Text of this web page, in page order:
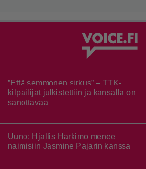
”Että semmonen sirkus” – TTK-
kilpailijat julkistettiin ja kansalla on
sanottavaa
Uuno: Hjallis Harkimo menee
naimisiin Jasmine Pajarin kanssa